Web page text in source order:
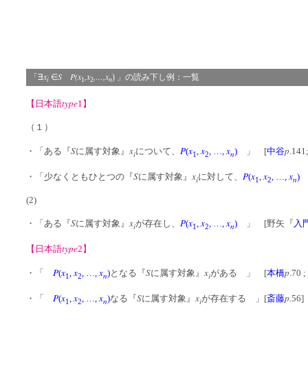
「∃xi ∈S P(x1 ,x2 ,…,xn) 」の読み下し例：一覧
【日本語type1】
（１）
・「ある『Sに属す対象』xiについて、 P(x1,x2, …,xn) 」 [中谷p.141;
・「少なくともひとつの『Sに属す対象』 xiに対して、 P(x1 x2 xn)
(2)
・「ある『Sに属す対象』xiが存在し、 P(x1,x2, …,xn) 」 [野矢『 入
【日本語type2】
・「 P(x1 x2 xn)となる『Sに属す対象』 xiがある 」 [本橋p .70 ;
・「 P(x1 x2 xn)なる『Sに属す対象』 xiが存在する 」[斎藤p.56]